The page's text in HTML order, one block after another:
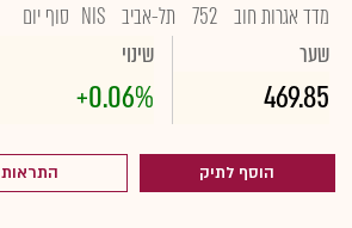
מדד אגרות חוב 752 תל-אביב NIS סוף יום
שער
469.85
שינוי
+0.06%
הוסף לתיק התראות